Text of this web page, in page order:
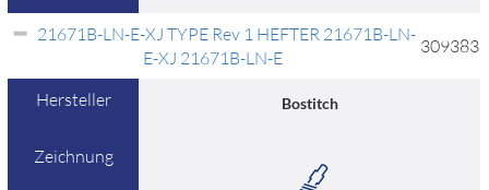
21671B-LN-E-XJ TYPE Rev 1 HEFTER 21671B-LN-
E-XJ 21671B-LN-E
309383
Hersteller Bostitch
Zeichnung